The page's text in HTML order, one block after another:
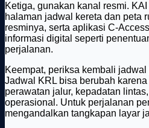
Ketiga, gunakan kanal resmi.
halaman jadwal kereta dan peta
resminya, serta aplikasi C-
informasi digital seperti
perjalanan.
Keempat, periksa kembali
Jadwal KRL bisa berubah
perawatan jalur, kepadatan
operasional. Untuk perjalanan
mengandalkan tangkapan layar